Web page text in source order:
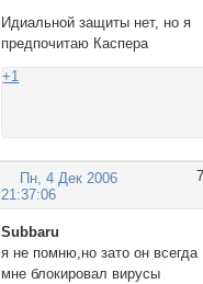
Идиальной защиты нет, но я
предпочитаю Каспера
+1
7
Пн, 4 Дек 2006
21:37:06
Subbaru
я не помню,но зато он всегда
мне блокировал вирусы